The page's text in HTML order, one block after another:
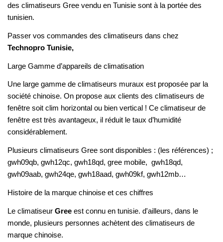
des climatiseurs Gree vendu en Tunisie sont à la portée des
tunisien.
Passer vos commandes des climatiseurs dans chez
Technopro Tunisie,
Large Gamme d’appareils de climatisation
Une large gamme de climatiseurs muraux est proposée par la
société chinoise. On propose aux clients des climatiseurs de
fenêtre soit clim horizontal ou bien vertical ! Ce climatiseur de
fenêtre est très avantageux, il réduit le taux d’humidité
considérablement.
Plusieurs climatiseurs Gree sont disponibles : (les références) ;
gwh09qb, gwh12qc, gwh18qd, gree mobile, gwh18qd,
gwh09aab, gwh24qe, gwh18aad, gwh09kf, gwh12mb…
Histoire de la marque chinoise et ces chiffres
Le climatiseur Gree est connu en tunisie. d'ailleurs, dans le
monde, plusieurs personnes achètent des climatiseurs de
marque chinoise.